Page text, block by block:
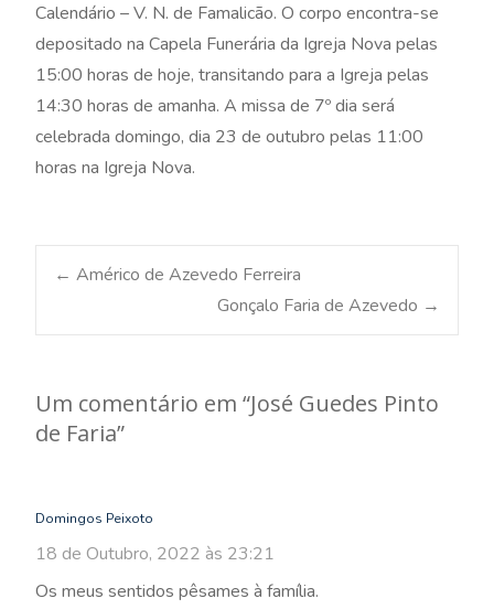
Calendário – V. N. de Famalicão. O corpo encontra-se
depositado na Capela Funerária da Igreja Nova pelas
15:00 horas de hoje, transitando para a Igreja pelas
14:30 horas de amanha. A missa de 7º dia será
celebrada domingo, dia 23 de outubro pelas 11:00
horas na Igreja Nova.
Post
← Américo de Azevedo Ferreira
Gonçalo Faria de Azevedo →
Um comentário em “José Guedes Pinto
de Faria”
Domingos Peixoto
18 de Outubro, 2022 às 23:21
Os meus sentidos pêsames à família.